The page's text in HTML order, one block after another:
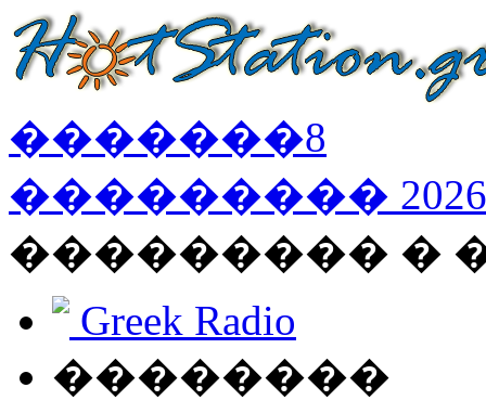
�������8
��������� 2026
��������� �
Greek Radio
��������